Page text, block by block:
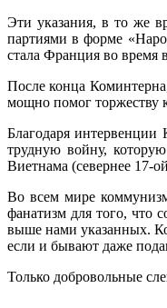
Эти указания, в то же
партиями в форме
стала Франция во время
После конца
мощно помог торжеству
Благодаря
трудную войну,
Виетнама (севернее 17-
Во всем мире
фанатизм для того, что
выше нами указанных.
если и бывают даже
Только добровольные